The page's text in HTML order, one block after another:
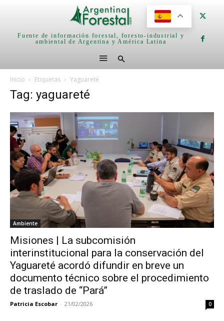
Fuente de información forestal, foresto-industrial y
ambiental de Argentina y América Latina
Inicio Etiquetas Yaguareté
Tag: yaguareté
Ambiente
Misiones | La subcomisión
interinstitucional para la conservación del
Yaguareté acordó difundir en breve un
documento técnico sobre el procedimiento
de traslado de “Pará”
Patricia Escobar - 21/02/2026 0